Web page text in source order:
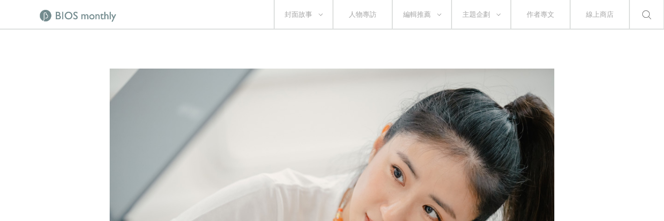
封面故事 人物專訪 編輯推薦 主題企劃 作者專文 線上商店